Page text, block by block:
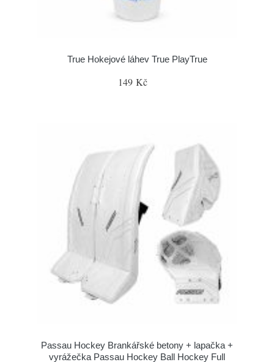
True Hokejové láhev True PlayTrue
149 Kč
Passau Hockey Brankářské betony + lapačka +
vyrážečka Passau Hockey Ball Hockey Full